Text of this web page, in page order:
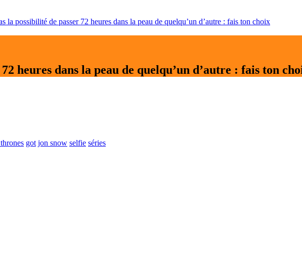
la possibilité de passer 72 heures dans la peau de quelqu’un d’autre : fais ton choix
heures dans la peau de quelqu’un d’autre : fais ton
got jon snow selfie séries